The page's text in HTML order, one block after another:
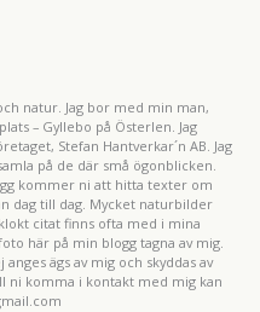
natur. Jag bor med min man,
– Gyllebo på Österlen. Jag
Stefan Hantverkar´n AB. Jag
på de där små ögonblicken.
kommer ni att hitta texter om
dag till dag. Mycket naturbilder
citat finns ofta med i mina
här på min blogg tagna av mig.
ägs av mig och skyddas av
ni komma i kontakt med mig kan